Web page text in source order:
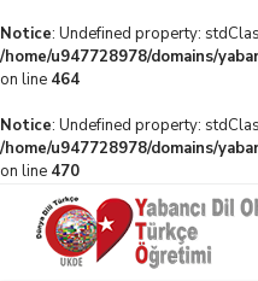
Notice: Undefined property:
/home/u947728978/domains/
on line 464
Notice: Undefined property:
/home/u947728978/domains/
on line 470